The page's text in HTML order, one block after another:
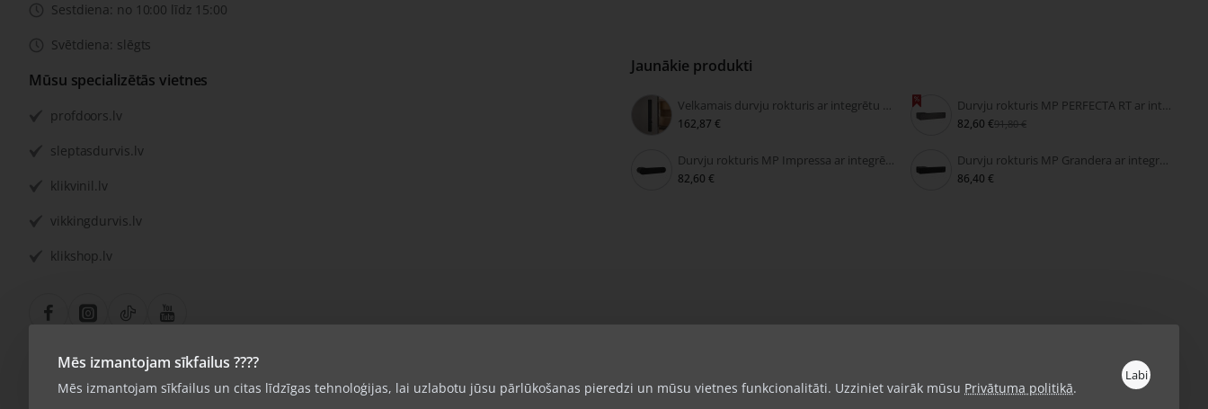
Mēs izmantojam sīkfailus ????
Mēs izmantojam sīkfailus un citas līdzīgas tehnoloģijas, lai uzlabotu jūsu pārlūkošanas pieredzi un mūsu vietnes funkcionalitāti. Uzziniet vairāk mūsu Privātuma politikā.
Labi
Sestdiena: no 10:00 līdz 15:00
Svētdiena: slēgts
Mūsu specializētās vietnes
profdoors.lv
sleptasdurvis.lv
klikvinil.lv
vikkingdurvis.lv
klikshop.lv
Jaunākie produkti
Velkamais durvju rokturis ar integrētu slēdzeni FIMET SECRET
162,87 €
Durvju rokturis MP PERFECTA RT ar integrētu slēdzeni
82,60 €91,80 €
Durvju rokturis MP Impressa ar integrētu slēdzeni
82,60 €
Durvju rokturis MP Grandera ar integrētu slēdzeni
86,40 €